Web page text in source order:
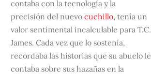
contaba con la tecnología y la
precisión del nuevocuchillo, tenía un
valor sentimental incalculable para T.C.
James. Cada vez que lo sostenía,
recordaba las historias que su abuelo le
contaba sobre sus hazañas en la